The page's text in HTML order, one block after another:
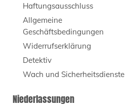
Haftungsausschluss
Allgemeine
Geschäftsbedingungen
Widerrufserklärung
Detektiv
Wach und Sicherheitsdienste
Niederlassungen